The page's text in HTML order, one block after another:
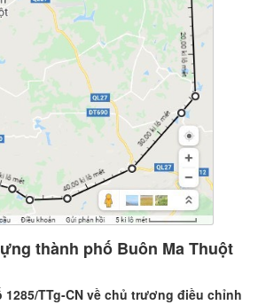
thành phố Buôn Ma Thuột
TTg-CN về chủ trương điều chỉnh